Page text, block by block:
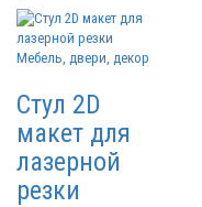
Мебель, двери, декор
Стул 2D
макет для
лазерной
резки